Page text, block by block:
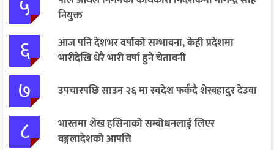
५
नियुक्त
६
आज पनि देशभर वर्षाको सम्भावना, केही प्रदेशमा
भारीदेखि धेरै भारी वर्षा हुने चेतावनी
७ उपचारपछि साउन २६ मा स्वदेश फर्कँदै शेरबहादुर देउवा
८
भारतमा शेख हसिनाको सम्बोधनलाई लिएर
बङ्गलादेशको आपत्ति